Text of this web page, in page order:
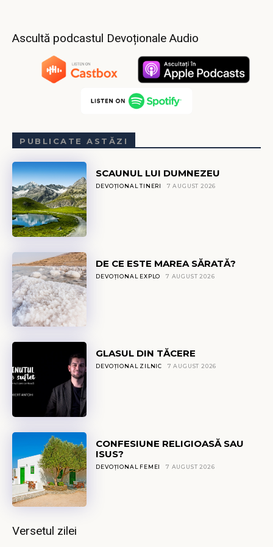
Ascultă podcastul Devoționale Audio
PUBLICATE ASTĂZI
SCAUNUL LUI DUMNEZEU
DEVOȚIONAL TINERI 7 AUGUST 2026
DE CE ESTE MAREA SĂRATĂ?
DEVOȚIONAL EXPLO 7 AUGUST 2026
GLASUL DIN TĂCERE
DEVOȚIONAL ZILNIC 7 AUGUST 2026
CONFESIUNE RELIGIOASĂ SAU
ISUS?
DEVOȚIONAL FEMEI 7 AUGUST 2026
Versetul zilei